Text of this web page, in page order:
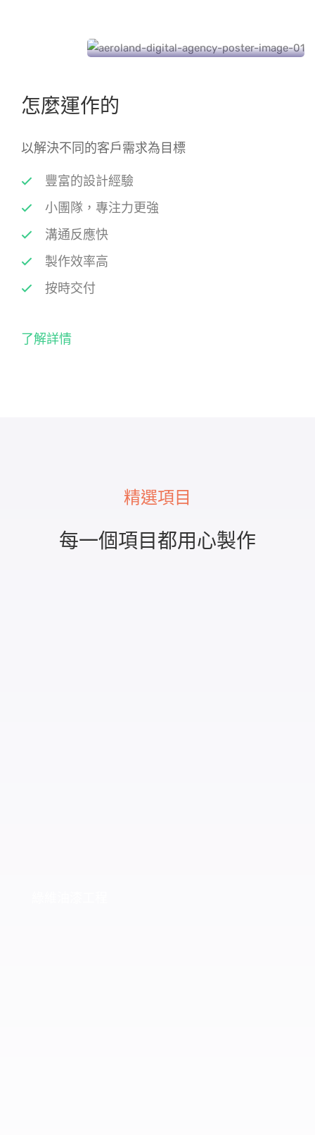
怎麼運作的
以解決不同的客戶需求為目標
豐富的設計經驗
小團隊，專注力更強
溝通反應快
製作效率高
按時交付
了解詳情
精選項目
每一個項目都用心製作